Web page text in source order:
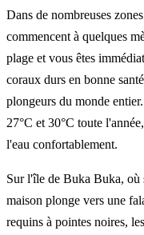
Dans de nombreuses
commencent à quelques
plage et vous êtes
coraux durs en bonne
plongeurs du monde
27°C et 30°C toute
l'eau confortablement.
Sur l'île de Buka Buka, où
maison plonge vers une
requins à pointes noires,